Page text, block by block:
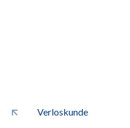
Verloskunde